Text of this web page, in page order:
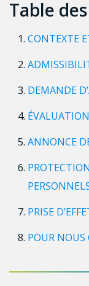
Table
CONTEXTE
DEMANDE
ÉVALUATION
ANNONCE
PRISE
POUR NOUS